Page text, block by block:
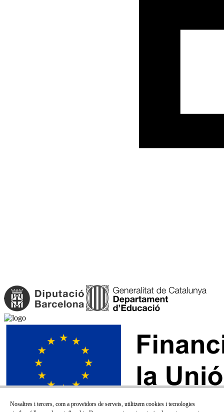
Nosaltres i tercers, com a proveïdors de serveis, utilitzem cookies i tecnologies